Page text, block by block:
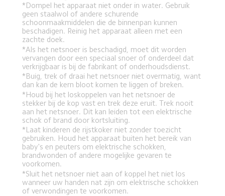
*Dompel het apparaat niet onder in water. Gebruik
geen staalwol of andere schurende
schoonmaakmiddelen die de binnenpan kunnen
beschadigen. Reinig het apparaat alleen met een
zachte doek.
*Als het netsnoer is beschadigd, moet dit worden
vervangen door een speciaal snoer of onderdeel dat
verkrijgbaar is bij de fabrikant of onderhoudsdienst.
*Buig, trek of draai het netsnoer niet overmatig, want
dan kan de kern bloot komen te liggen of breken.
*Houd bij het loskoppelen van het netsnoer de
stekker bij de kop vast en trek deze eruit. Trek nooit
aan het netsnoer. Dit kan leiden tot een elektrische
schok of brand door kortsluiting.
*Laat kinderen de rijstkoker niet zonder toezicht
gebruiken. Houd het apparaat buiten het bereik van
baby's en peuters om elektrische schokken,
brandwonden of andere mogelijke gevaren te
voorkomen.
*Sluit het netsnoer niet aan of koppel het niet los
wanneer uw handen nat zijn om elektrische schokken
of verwondingen te voorkomen.